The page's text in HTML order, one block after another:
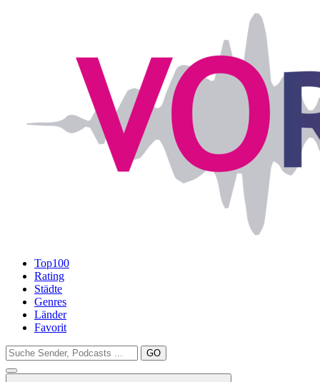
Top100
Rating
Städte
Genres
Länder
Favorit
GO